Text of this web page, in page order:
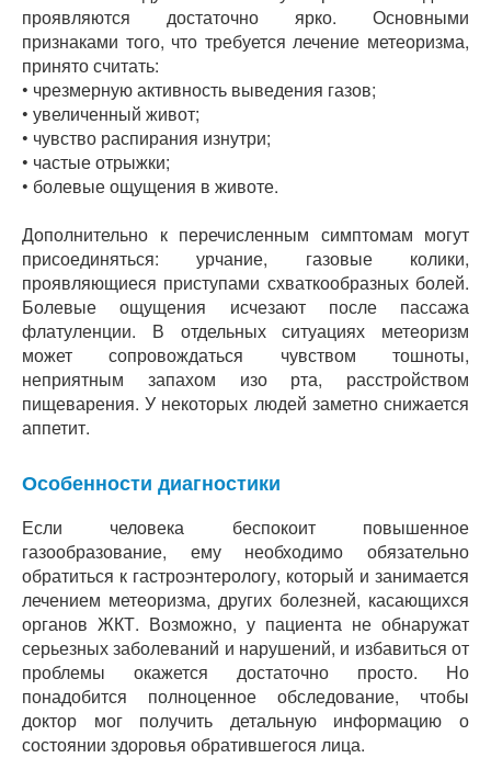
проявляются достаточно ярко. Основными
признаками того, что требуется лечение метеоризма,
принято считать:
• чрезмерную активность выведения газов;
• увеличенный живот;
• чувство распирания изнутри;
• частые отрыжки;
• болевые ощущения в животе.
Дополнительно к перечисленным симптомам могут
присоединяться: урчание, газовые колики,
проявляющиеся приступами схваткообразных болей.
Болевые ощущения исчезают после пассажа
флатуленции. В отдельных ситуациях метеоризм
может сопровождаться чувством тошноты,
неприятным запахом изо рта, расстройством
пищеварения. У некоторых людей заметно снижается
аппетит.
Особенности диагностики
Если человека беспокоит повышенное
газообразование, ему необходимо обязательно
обратиться к гастроэнтерологу, который и занимается
лечением метеоризма, других болезней, касающихся
органов ЖКТ. Возможно, у пациента не обнаружат
серьезных заболеваний и нарушений, и избавиться от
проблемы окажется достаточно просто. Но
понадобится полноценное обследование, чтобы
доктор мог получить детальную информацию о
состоянии здоровья обратившегося лица.